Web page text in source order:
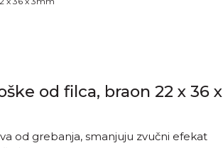
od filca, braon 22 x 36 x
od grebanja, smanjuju zvučni efekat